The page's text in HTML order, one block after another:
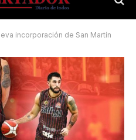
incorporación de San Martín